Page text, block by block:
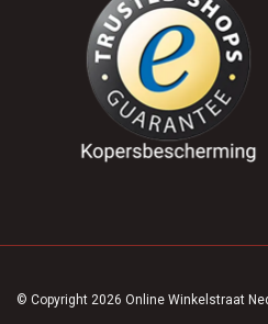
© Copyright 2026 Online Winkelstraat